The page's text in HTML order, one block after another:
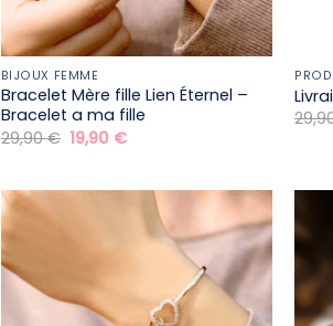
BIJOUX FEMME
Bracelet Mère fille​ Lien Éternel –
Bracelet a ma fille
29,90€ Le
prix
29,90 €.
19,90 €Le
19,90 €.